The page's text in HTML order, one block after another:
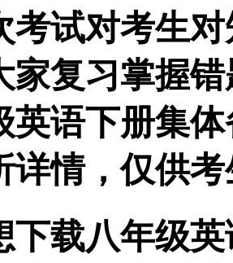
考试对考生
家复习掌握
英语下册集
详情，仅供
下载八年级